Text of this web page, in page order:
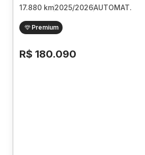
17.880 km2025/2026AUTOMAT.
Premium
R$ 180.090